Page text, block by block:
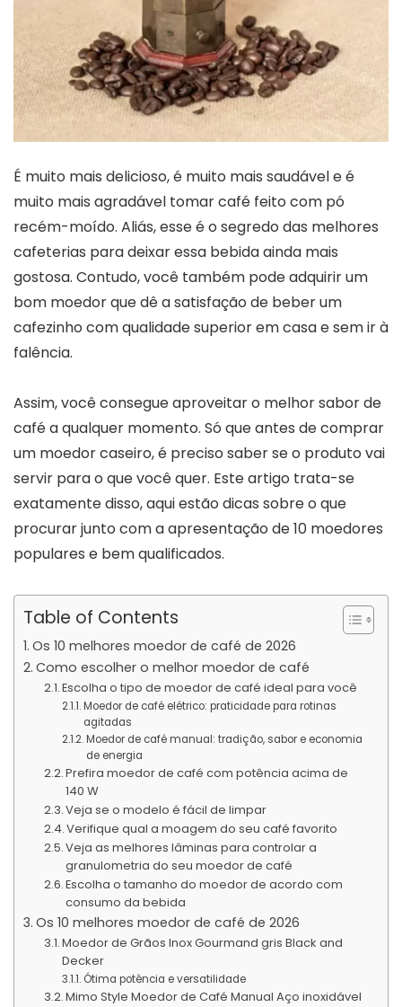
É muito mais delicioso, é muito mais saudável e é
muito mais agradável tomar café feito com pó
recém-moído. Aliás, esse é o segredo das melhores
cafeterias para deixar essa bebida ainda mais
gostosa. Contudo, você também pode adquirir um
bom moedor que dê a satisfação de beber um
cafezinho com qualidade superior em casa e sem ir à
falência.
Assim, você consegue aproveitar o melhor sabor de
café a qualquer momento. Só que antes de comprar
um moedor caseiro, é preciso saber se o produto vai
servir para o que você quer. Este artigo trata-se
exatamente disso, aqui estão dicas sobre o que
procurar junto com a apresentação de 10 moedores
populares e bem qualificados.
Table of Contents
Os 10 melhores moedor de café de 2026
Como escolher o melhor moedor de café
Escolha o tipo de moedor de café ideal para você
Moedor de café elétrico: praticidade para rotinas
agitadas
Moedor de café manual: tradição, sabor e economia
de energia
Prefira moedor de café com potência acima de
140 W
Veja se o modelo é fácil de limpar
Verifique qual a moagem do seu café favorito
Veja as melhores lâminas para controlar a
granulometria do seu moedor de café
Escolha o tamanho do moedor de acordo com
consumo da bebida
Os 10 melhores moedor de café de 2026
Moedor de Grãos Inox Gourmand gris Black and
Decker
Ótima potência e versatilidade
Mimo Style Moedor de Café Manual Aço inoxidável